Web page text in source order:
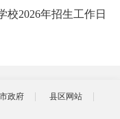
校2026年招生工作日
市政府
县区网站